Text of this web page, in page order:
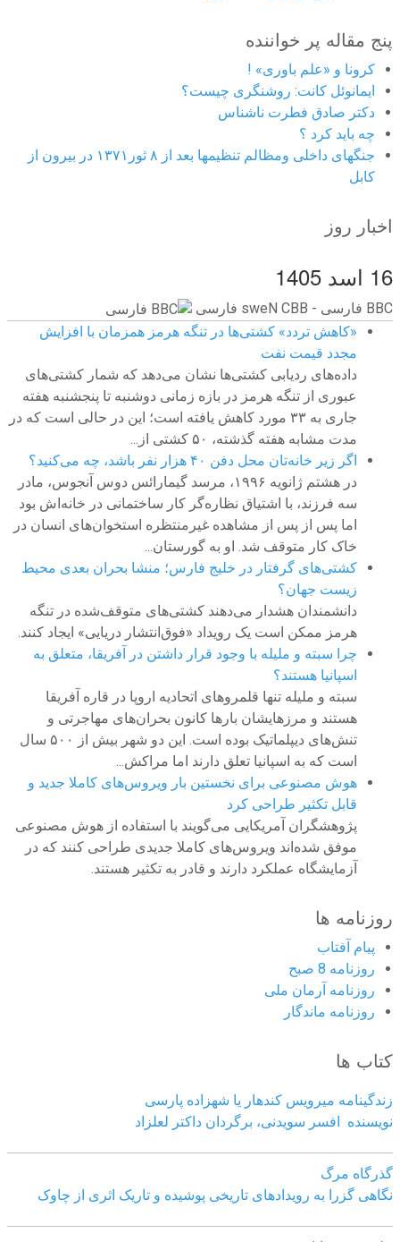
پنج مقاله پر خواننده
کرونا و «علم باوری» !
ایمانوئل کانت: روشنگری چیست؟
دکتر صادق فطرت ناشناس
چه باید کرد ؟
جنگهای داخلی ومظالم تنظیمها بعد از ۸ ثور۱۳۷۱ در بیرون از
کابل
اخبار روز
16 اسد 1405
BBC ‮فارسی - BBC News فارسی
«کاهش تردد» کشتی‌ها در تنگه هرمز همزمان با افزایش
مجدد قیمت نفت
داده‌های ردیابی کشتی‌ها نشان می‌دهد که شمار کشتی‌های
عبوری از تنگه هرمز در بازه زمانی دوشنبه تا پنجشنبه هفته
جاری به ۳۳ مورد کاهش یافته است؛ این در حالی است که در
مدت مشابه هفته گذشته، ۵۰ کشتی از...
اگر زیر خانه‌تان محل دفن ۴۰ هزار نفر باشد، چه می‌کنید؟
در هشتم ژانویه ۱۹۹۶، مرسد گیمارائس دوس آنجوس، مادر
سه فرزند، با اشتیاق نظاره‌گر کار ساختمانی در خانه‌اش بود
اما پس از پس از مشاهده غیر‌منتظره استخوان‌های انسان در
خاک کار متوقف شد. او به گورستان...
کشتی‌های گرفتار در خلیج فارس؛ منشا بحران بعدی محیط
زیست جهان؟
دانشمندان هشدار می‌دهند کشتی‌های متوقف‌شده در تنگه
هرمز ممکن است یک رویداد «فوق‌انتشار دریایی» ایجاد کنند.
چرا سبته و ملیله با وجود قرار داشتن در آفریقا، متعلق به
اسپانیا هستند؟
سبته و ملیله تنها قلمروهای اتحادیه اروپا در قاره آفریقا
هستند و مرزهایشان بارها کانون بحران‌های مهاجرتی و
تنش‌های دیپلماتیک بوده است. این دو شهر بیش از ۵۰۰ سال
است که به اسپانیا تعلق دارند اما مراکش...
هوش مصنوعی برای نخستین بار ویروس‌های کاملا جدید و
قابل تکثیر طراحی کرد
پژوهشگران آمریکایی می‌گویند با استفاده از هوش مصنوعی
موفق شده‌اند ویروس‌های کاملا جدیدی طراحی کنند که در
آزمایشگاه عملکرد دارند و قادر به تکثیر هستند.
روزنامه ها
پیام آفتاب
روزنامه 8 صبح
روزنامه آرمان ملى
روزنامه ماندگار
کتاب ها
زندگینامه میرویس کندهار یا شهزاده پارسی
نویسنده افسر سویدنی، برگردان داکتر لعلزاد
گذرگاه مرگ
نگاهی گزرا به رویدادهای تاریخی پوشیده و تاریک اثری از چاوک